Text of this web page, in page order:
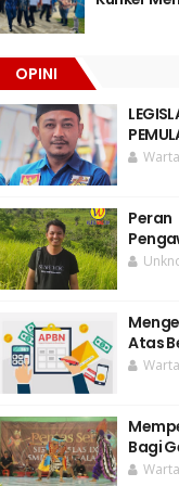
OPINI
Atas
Bagi